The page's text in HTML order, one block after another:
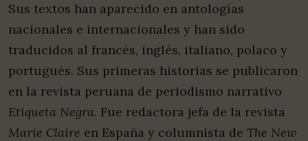
Sus textos han aparecido en antologías
nacionales e internacionales y han sido
traducidos al francés, inglés, italiano, polaco y
portugués. Sus primeras historias se publicaron
en la revista peruana de periodismo narrativo
Etiqueta Negra. Fue redactora jefa de la revista
Marie Claire en España y columnista de The New